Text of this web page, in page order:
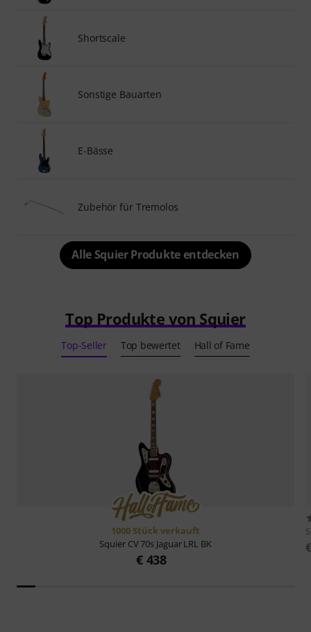
Shortscale
Sonstige Bauarten
E-Bässe
Zubehör für Tremolos
Alle Squier Produkte entdecken
Top Produkte von Squier
Top-Seller Top bewertet Hall of Fame
1000 Stück verkauft
Squier CV 70s Jaguar LRL BK
€ 438